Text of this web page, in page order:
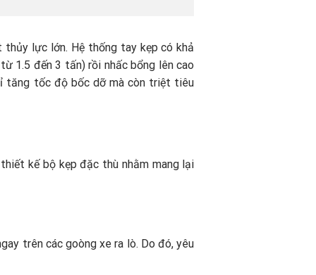
thủy lực lớn. Hệ thống tay kẹp có khả
1.5 đến 3 tấn) rồi nhấc bổng lên cao
tăng tốc độ bốc dỡ mà còn triệt tiêu
kế bộ kẹp đặc thù nhằm mang lại
trên các goòng xe ra lò. Do đó, yêu